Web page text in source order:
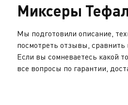
Миксеры
Мы подготовили описание,
посмотреть отзывы,
Если вы сомневаетесь какой
все вопросы по гарантии,